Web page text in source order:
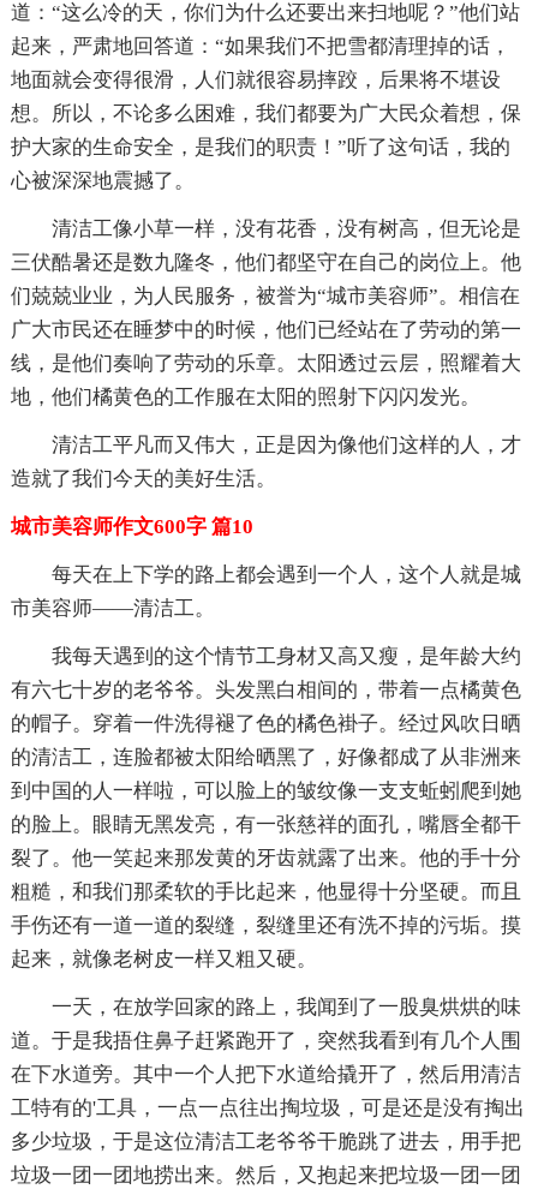
道：“这么冷的天，你们为什么还要出来扫地呢？”他们站
起来，严肃地回答道：“如果我们不把雪都清理掉的话，
地面就会变得很滑，人们就很容易摔跤，后果将不堪设
想。所以，不论多么困难，我们都要为广大民众着想，保
护大家的生命安全，是我们的职责！”听了这句话，我的
心被深深地震撼了。
清洁工像小草一样，没有花香，没有树高，但无论是
三伏酷暑还是数九隆冬，他们都坚守在自己的岗位上。他
们兢兢业业，为人民服务，被誉为“城市美容师”。相信在
广大市民还在睡梦中的时候，他们已经站在了劳动的第一
线，是他们奏响了劳动的乐章。太阳透过云层，照耀着大
地，他们橘黄色的工作服在太阳的照射下闪闪发光。
清洁工平凡而又伟大，正是因为像他们这样的人，才
造就了我们今天的美好生活。
城市美容师作文600字 篇10
每天在上下学的路上都会遇到一个人，这个人就是城
市美容师——清洁工。
我每天遇到的这个情节工身材又高又瘦，是年龄大约
有六七十岁的老爷爷。头发黑白相间的，带着一点橘黄色
的帽子。穿着一件洗得褪了色的橘色褂子。经过风吹日晒
的清洁工，连脸都被太阳给晒黑了，好像都成了从非洲来
到中国的人一样啦，可以脸上的皱纹像一支支蚯蚓爬到她
的脸上。眼睛无黑发亮，有一张慈祥的面孔，嘴唇全都干
裂了。他一笑起来那发黄的牙齿就露了出来。他的手十分
粗糙，和我们那柔软的手比起来，他显得十分坚硬。而且
手伤还有一道一道的裂缝，裂缝里还有洗不掉的污垢。摸
起来，就像老树皮一样又粗又硬。
一天，在放学回家的路上，我闻到了一股臭烘烘的味
道。于是我捂住鼻子赶紧跑开了，突然我看到有几个人围
在下水道旁。其中一个人把下水道给撬开了，然后用清洁
工特有的'工具，一点一点往出掏垃圾，可是还是没有掏出
多少垃圾，于是这位清洁工老爷爷干脆跳了进去，用手把
垃圾一团一团地捞出来。然后，又抱起来把垃圾一团一团